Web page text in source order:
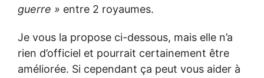
guerre » entre 2 royaumes.
Je vous la propose ci-dessous, mais elle n’a
rien d’officiel et pourrait certainement être
améliorée. Si cependant ça peut vous aider à